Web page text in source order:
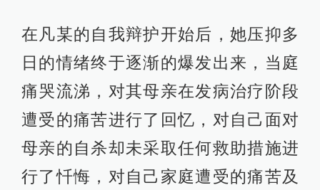
在凡某的自我辩护开始后，她压抑多
日的情绪终于逐渐的爆发出来，当庭
痛哭流涕，对其母亲在发病治疗阶段
遭受的痛苦进行了回忆，对自己面对
母亲的自杀却未采取任何救助措施进
行了忏悔，对自己家庭遭受的痛苦及